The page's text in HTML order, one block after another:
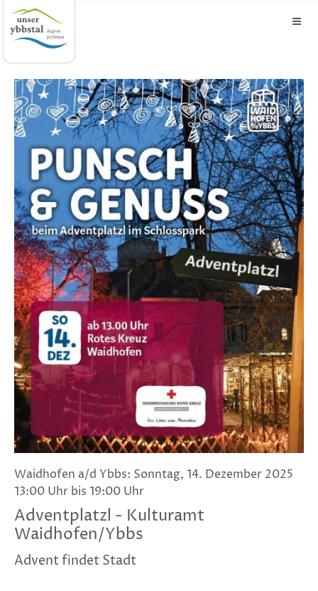
Waidhofen a/d Ybbs: Sonntag, 14. Dezember 2025
13:00 Uhr bis 19:00 Uhr
Adventplatzl - Kulturamt
Waidhofen/Ybbs
Advent findet Stadt